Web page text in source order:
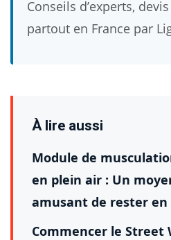
Conseils d’experts,
partout en France par
À lire aussi
Module de
en plein air : Un
amusant de rester
Commencer le Street